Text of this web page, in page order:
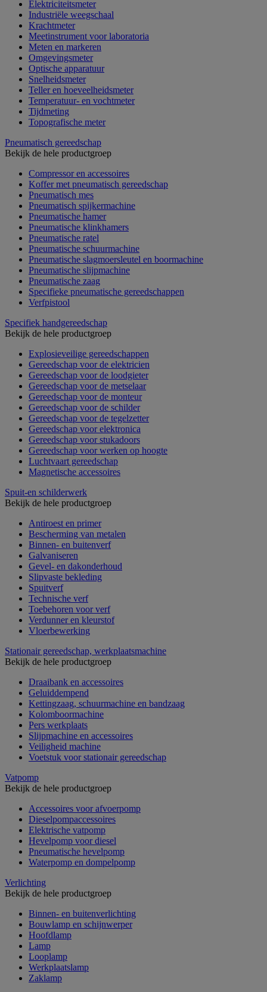
Elektriciteitsmeter
Industriële weegschaal
Krachtmeter
Meetinstrument voor laboratoria
Meten en markeren
Omgevingsmeter
Optische apparatuur
Snelheidsmeter
Teller en hoeveelheidsmeter
Temperatuur- en vochtmeter
Tijdmeting
Topografische meter
Pneumatisch gereedschap
Bekijk de hele productgroep
Compressor en accessoires
Koffer met pneumatisch gereedschap
Pneumatisch mes
Pneumatisch spijkermachine
Pneumatische hamer
Pneumatische klinkhamers
Pneumatische ratel
Pneumatische schuurmachine
Pneumatische slagmoersleutel en boormachine
Pneumatische slijpmachine
Pneumatische zaag
Specifieke pneumatische gereedschappen
Verfpistool
Specifiek handgereedschap
Bekijk de hele productgroep
Explosieveilige gereedschappen
Gereedschap voor de elektricien
Gereedschap voor de loodgieter
Gereedschap voor de metselaar
Gereedschap voor de monteur
Gereedschap voor de schilder
Gereedschap voor de tegelzetter
Gereedschap voor elektronica
Gereedschap voor stukadoors
Gereedschap voor werken op hoogte
Luchtvaart gereedschap
Magnetische accessoires
Spuit-en schilderwerk
Bekijk de hele productgroep
Antiroest en primer
Bescherming van metalen
Binnen- en buitenverf
Galvaniseren
Gevel- en dakonderhoud
Slipvaste bekleding
Spuitverf
Technische verf
Toebehoren voor verf
Verdunner en kleurstof
Vloerbewerking
Stationair gereedschap, werkplaatsmachine
Bekijk de hele productgroep
Draaibank en accessoires
Geluiddempend
Kettingzaag, schuurmachine en bandzaag
Kolomboormachine
Pers werkplaats
Slijpmachine en accessoires
Veiligheid machine
Voetstuk voor stationair gereedschap
Vatpomp
Bekijk de hele productgroep
Accessoires voor afvoerpomp
Dieselpompaccessoires
Elektrische vatpomp
Hevelpomp voor diesel
Pneumatische hevelpomp
Waterpomp en dompelpomp
Verlichting
Bekijk de hele productgroep
Binnen- en buitenverlichting
Bouwlamp en schijnwerper
Hoofdlamp
Lamp
Looplamp
Werkplaatslamp
Zaklamp